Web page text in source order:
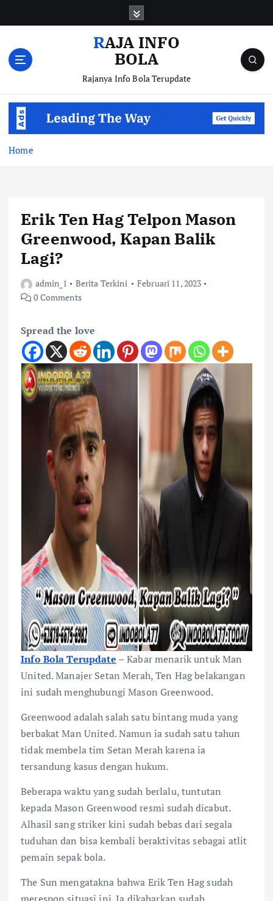
RAJA INFO
BOLA
Rajanya Info Bola Terupdate
Home
Erik Ten Hag Telpon Mason
Greenwood, Kapan Balik
Lagi?
admin_1 Berita Terkini
Februari 11, 2023
0 Comments
Spread the love
Info Bola Terupdate – Kabar menarik untuk Man
United. Manajer Setan Merah, Ten Hag belakangan
ini sudah menghubungi Mason Greenwood.
Greenwood adalah salah satu bintang muda yang
berbakat Man United. Namun ia sudah satu tahun
tidak membela tim Setan Merah karena ia
tersandung kasus dengan hukum.
Beberapa waktu yang sudah berlalu, tuntutan
kepada Mason Greenwood resmi sudah dicabut.
Alhasil sang striker kini sudah bebas dari segala
tuduhan dan bisa kembali beraktivitas sebagai atlit
pemain sepak bola.
The Sun mengatakna bahwa Erik Ten Hag sudah